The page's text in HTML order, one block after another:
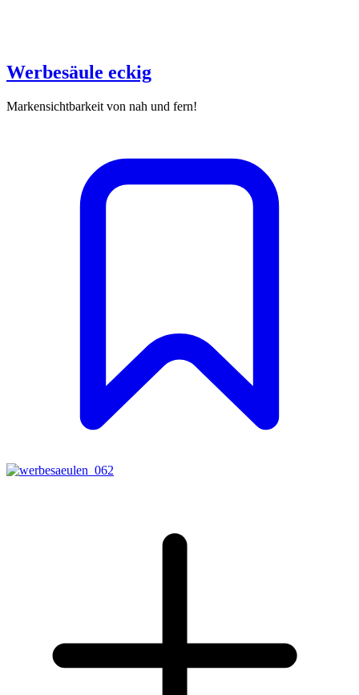
Werbesäule eckig
Markensichtbarkeit von nah und fern!